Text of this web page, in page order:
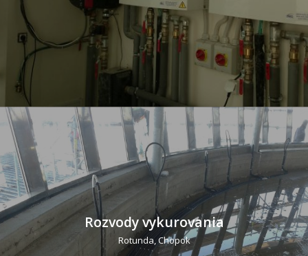
Rozvody vykurovania
Rotunda, Chopok